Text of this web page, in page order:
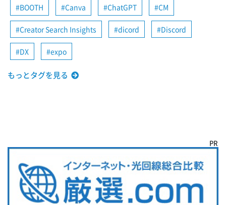
BOOTH Canva ChatGPT CM
Creator Search Insights dicord Discord
DX expo
もっとタグを見る
PR